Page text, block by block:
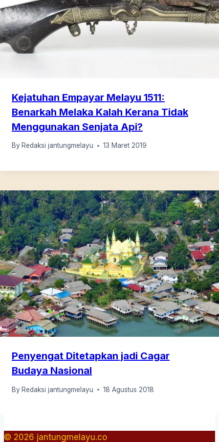
Kejatuhan Empayar Melayu 1511:
Benarkah Melaka Kalah Kerana Tidak
Menggunakan Senjata Api?
By Redaksi jantungmelayu 13 Maret 2019
Penyengat Ditetapkan jadi Cagar
Budaya Nasional
By Redaksi jantungmelayu 18 Agustus 2018
© 2026 jantungmelayu.co